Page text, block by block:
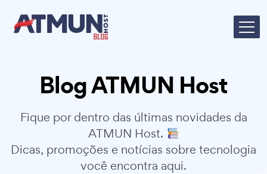
Blog ATMUN Host
Fique por dentro das últimas novidades da
ATMUN Host.
Dicas, promoções e notícias sobre tecnologia
você encontra aqui.